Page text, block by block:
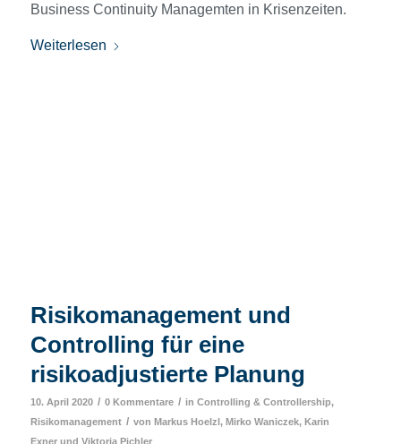
Business Continuity Managemten in Krisenzeiten.
Weiterlesen
Risikomanagement und
Controlling für eine
risikoadjustierte Planung
10. April 2020 / 0 Kommentare / in Controlling & Controllership,
Risikomanagement / von Markus Hoelzl, Mirko Waniczek, Karin
Exnerund Viktoria Pichler